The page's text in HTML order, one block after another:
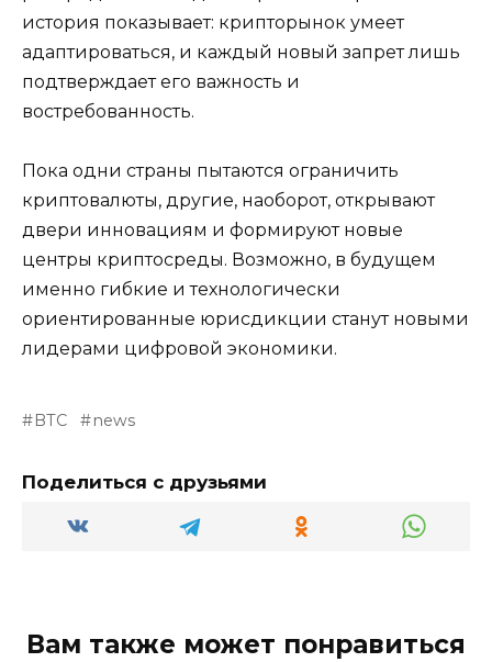
история показывает: крипторынок умеет
адаптироваться, и каждый новый запрет лишь
подтверждает его важность и
востребованность.
Пока одни страны пытаются ограничить
криптовалюты, другие, наоборот, открывают
двери инновациям и формируют новые
центры криптосреды. Возможно, в будущем
именно гибкие и технологически
ориентированные юрисдикции станут новыми
лидерами цифровой экономики.
BTC news
Поделиться с друзьями
Вам также может понравиться